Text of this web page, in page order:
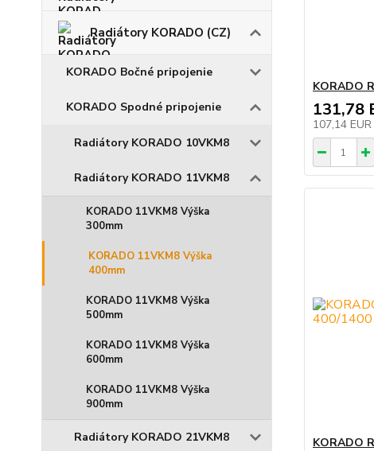
Radiátory KORADO (CZ)
KORADO Bočné pripojenie
KORADO Spodné pripojenie
Radiátory KORADO 10VKM8
Radiátory KORADO 11VKM8
KORADO 11VKM8 Výška
300mm
KORADO 11VKM8 Výška
400mm
KORADO 11VKM8 Výška
500mm
KORADO 11VKM8 Výška
600mm
KORADO 11VKM8 Výška
900mm
Radiátory KORADO 21VKM8
KORADO
131,78
107,14 EUR
KORADO